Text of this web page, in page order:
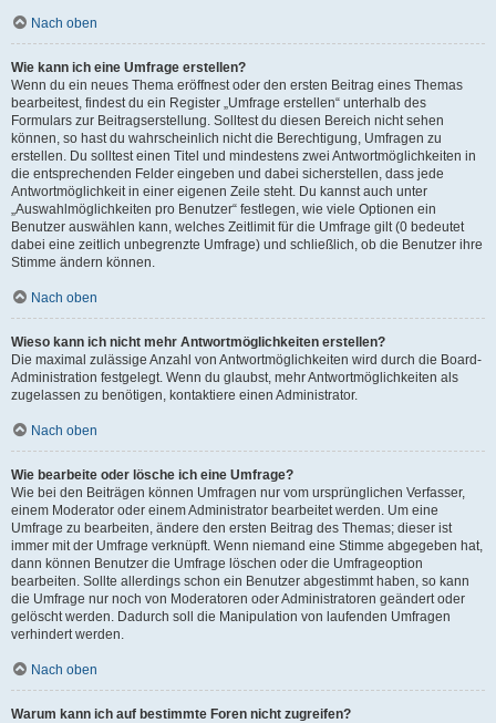
Nach oben
Wie kann ich eine Umfrage erstellen?
Wenn du ein neues Thema eröffnest oder den ersten Beitrag eines Themas
bearbeitest, findest du ein Register „Umfrage erstellen“ unterhalb des
Formulars zur Beitragserstellung. Solltest du diesen Bereich nicht sehen
können, so hast du wahrscheinlich nicht die Berechtigung, Umfragen zu
erstellen. Du solltest einen Titel und mindestens zwei Antwortmöglichkeiten in
die entsprechenden Felder eingeben und dabei sicherstellen, dass jede
Antwortmöglichkeit in einer eigenen Zeile steht. Du kannst auch unter
„Auswahlmöglichkeiten pro Benutzer“ festlegen, wie viele Optionen ein
Benutzer auswählen kann, welches Zeitlimit für die Umfrage gilt (0 bedeutet
dabei eine zeitlich unbegrenzte Umfrage) und schließlich, ob die Benutzer ihre
Stimme ändern können.
Nach oben
Wieso kann ich nicht mehr Antwortmöglichkeiten erstellen?
Die maximal zulässige Anzahl von Antwortmöglichkeiten wird durch die Board-
Administration festgelegt. Wenn du glaubst, mehr Antwortmöglichkeiten als
zugelassen zu benötigen, kontaktiere einen Administrator.
Nach oben
Wie bearbeite oder lösche ich eine Umfrage?
Wie bei den Beiträgen können Umfragen nur vom ursprünglichen Verfasser,
einem Moderator oder einem Administrator bearbeitet werden. Um eine
Umfrage zu bearbeiten, ändere den ersten Beitrag des Themas; dieser ist
immer mit der Umfrage verknüpft. Wenn niemand eine Stimme abgegeben hat,
dann können Benutzer die Umfrage löschen oder die Umfrageoption
bearbeiten. Sollte allerdings schon ein Benutzer abgestimmt haben, so kann
die Umfrage nur noch von Moderatoren oder Administratoren geändert oder
gelöscht werden. Dadurch soll die Manipulation von laufenden Umfragen
verhindert werden.
Nach oben
Warum kann ich auf bestimmte Foren nicht zugreifen?